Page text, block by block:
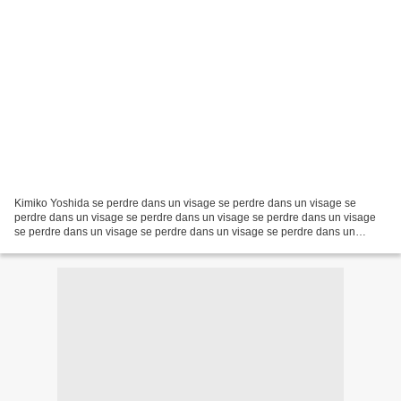
Kimiko Yoshida se perdre dans un visage se perdre dans un visage se
perdre dans un visage se perdre dans un visage se perdre dans un visage
se perdre dans un visage se perdre dans un visage se perdre dans un